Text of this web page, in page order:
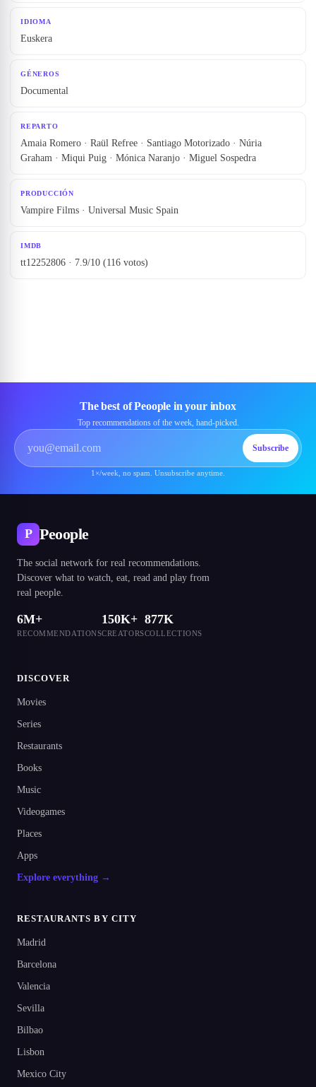
IDIOMA
Euskera
GÉNEROS
Documental
REPARTO
Amaia Romero · Raül Refree · Santiago Motorizado · Núria
Graham · Miqui Puig · Mónica Naranjo · Miguel Sospedra
PRODUCCIÓN
Vampire Films · Universal Music Spain
IMDB
tt12252806 · 7.9/10 (116 votos)
The best of Peoople in your inbox
Top recommendations of the week, hand-picked.
Subscribe
1×/week, no spam. Unsubscribe anytime.
P Peoople
The social network for real recommendations.
Discover what to watch, eat, read and play from
real people.
6M+
RECOMMENDATIONS
150K+
CREATORS
877K
COLLECTIONS
DISCOVER
Movies
Series
Restaurants
Books
Music
Videogames
Places
Apps
Explore everything →
RESTAURANTS BY CITY
Madrid
Barcelona
Valencia
Sevilla
Bilbao
Lisbon
Mexico City